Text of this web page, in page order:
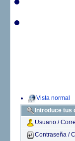
Vista normal
Introduce tus
Usuario /
Contraseña /